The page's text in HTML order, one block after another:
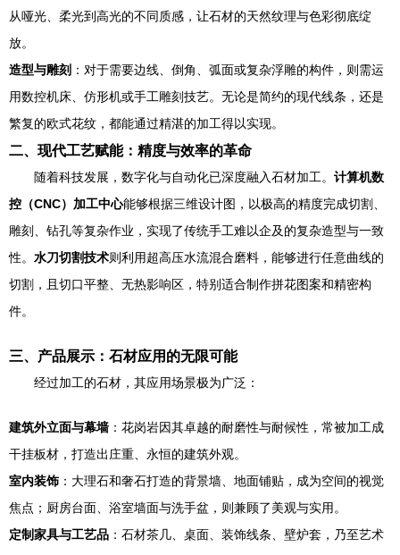
从哑光、柔光到高光的不同质感，让石材的天然纹理与色彩彻底绽
放。
造型与雕刻 ：对于需要边线、倒角、弧面或复杂浮雕的构件，则需运
用数控机床、仿形机或手工雕刻技艺。无论是简约的现代线条，还是
繁复的欧式花纹，都能通过精湛的加工得以实现。
二、现代工艺赋能：精度与效率的革命
随着科技发展，数字化与自动化已深度融入石材加工。 计算机数
控（CNC）加工中心能够根据三维设计图，以极高的精度完成切割、
雕刻、钻孔等复杂作业，实现了传统手工难以企及的复杂造型与一致
性。 水刀切割技术则利用超高压水流混合磨料，能够进行任意曲线的
切割，且切口平整、无热影响区，特别适合制作拼花图案和精密构
件。
三、产品展示：石材应用的无限可能
经过加工的石材，其应用场景极为广泛：
建筑外立面与幕墙：花岗岩因其卓越的耐磨性与耐候性，常被加工成
干挂板材，打造出庄重、永恒的建筑外观。
室内装饰 ：大理石和奢石打造的背景墙、地面铺贴，成为空间的视觉
焦点；厨房台面、浴室墙面与洗手盆，则兼顾了美观与实用。
定制家具与工艺品 ：石材茶几、桌面、装饰线条、壁炉套，乃至艺术